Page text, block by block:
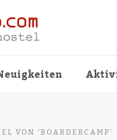
VON ‘BOARDERCAMP ’